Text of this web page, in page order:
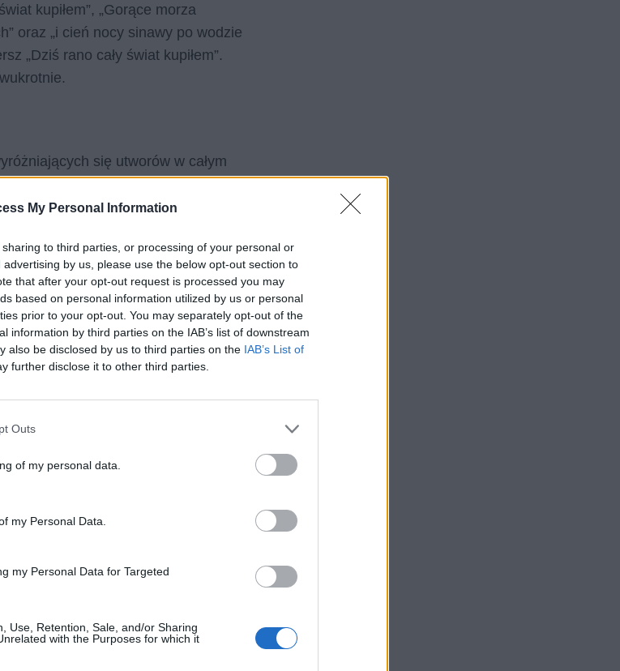
My Personal Information
to third parties, or processing of your personal or
by us, please use the below opt-out section to
that after your opt-out request is processed you may
based on personal information utilized by us or personal
prior to your opt-out. You may separately opt-out of the
information by third parties on the IAB’s list of downstream
also be disclosed by us to third parties on the IAB’s List of
further disclose it to other third parties.
Outs
of my personal data.
my Personal Data.
my Personal Data for Targeted
Use, Retention, Sale, and/or Sharing
with the Purposes for which it
kupiłem”, „Gorące morza
oraz „i cień nocy sinawy po wodzie
„Dziś rano cały świat kupiłem”.
się utworów w całym
elementy otoczenia
obecne w jego życiu, zostały
uważa też osobę, którą
jego szczęścia pozwala mu
wartością, która pozwala
ją i podnosząc uczucie obecne
Autor bowiem jest świadomy
z pięknem kwiatów i
siły do przetrwania trudnych